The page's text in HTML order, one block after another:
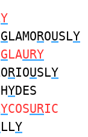
Y
GLAMOROUSLY
GLAURY
RIOUSLY
YDES
YCOSURIC
LLY